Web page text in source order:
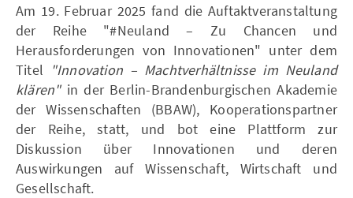
Am 19. Februar 2025 fand die Auftaktveranstaltung
der Reihe "#Neuland – Zu Chancen und
Herausforderungen von Innovationen" unter dem
Titel "Innovation – Machtverhältnisse im Neuland
klären"in der Berlin-Brandenburgischen Akademie
der Wissenschaften (BBAW), Kooperationspartner
der Reihe, statt, und bot eine Plattform zur
Diskussion über Innovationen und deren
Auswirkungen auf Wissenschaft, Wirtschaft und
Gesellschaft.